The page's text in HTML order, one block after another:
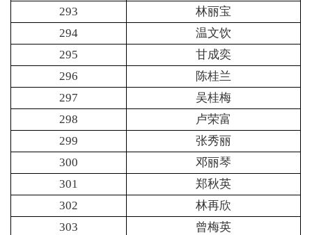
293
林丽宝
294
温文饮
295
甘成奕
296
陈桂兰
297
吴桂梅
298
卢荣富
299
张秀丽
300
邓丽琴
301
郑秋英
302
林再欣
303
曾梅英